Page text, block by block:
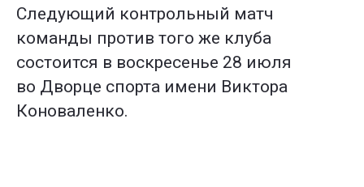
Следующий контрольный матч
команды против того же клуба
состоится в воскресенье 28 июля
во Дворце спорта имени Виктора
Коноваленко.